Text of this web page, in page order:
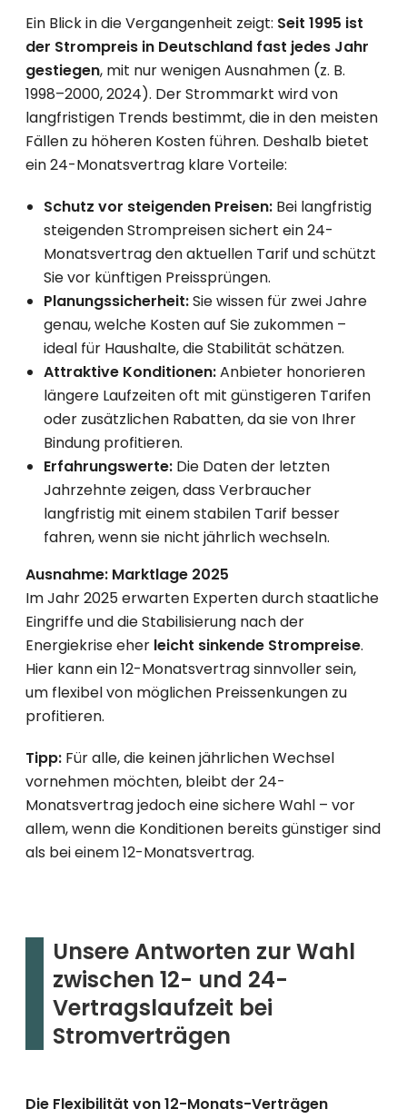
Ein Blick in die Vergangenheit zeigt: Seit 1995 ist
der Strompreis in Deutschland fast jedes Jahr
gestiegen, mit nur wenigen Ausnahmen (z. B.
1998–2000, 2024). Der Strommarkt wird von
langfristigen Trends bestimmt, die in den meisten
Fällen zu höheren Kosten führen. Deshalb bietet
ein 24-Monatsvertrag klare Vorteile:
Schutz vor steigenden Preisen: Bei langfristig
steigenden Strompreisen sichert ein 24-
Monatsvertrag den aktuellen Tarif und schützt
Sie vor künftigen Preissprüngen.
Planungssicherheit:Sie wissen für zwei Jahre
genau, welche Kosten auf Sie zukommen –
ideal für Haushalte, die Stabilität schätzen.
Attraktive Konditionen:Anbieter honorieren
längere Laufzeiten oft mit günstigeren Tarifen
oder zusätzlichen Rabatten, da sie von Ihrer
Bindung profitieren.
Erfahrungswerte: Die Daten der letzten
Jahrzehnte zeigen, dass Verbraucher
langfristig mit einem stabilen Tarif besser
fahren, wenn sie nicht jährlich wechseln.
Ausnahme: Marktlage 2025
Im Jahr 2025 erwarten Experten durch staatliche
Eingriffe und die Stabilisierung nach der
Energiekrise eher leicht sinkende Strompreise.
Hier kann ein 12-Monatsvertrag sinnvoller sein,
um flexibel von möglichen Preissenkungen zu
profitieren.
Tipp: Für alle, die keinen jährlichen Wechsel
vornehmen möchten, bleibt der 24-
Monatsvertrag jedoch eine sichere Wahl – vor
allem, wenn die Konditionen bereits günstiger sind
als bei einem 12-Monatsvertrag.
Unsere Antworten zur Wahl
zwischen 12- und 24-
Vertragslaufzeit bei
Stromverträgen
Die Flexibilität von 12-Monats-Verträgen